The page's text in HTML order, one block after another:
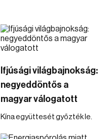
Ifjúsági világbajnokság:
negyeddöntős a
magyar válogatott
Kína együttesét győzték le.